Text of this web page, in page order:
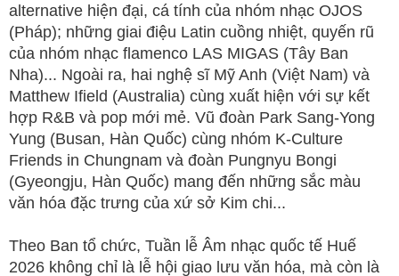
alternative hiện đại, cá tính của nhóm nhạc OJOS
(Pháp); những giai điệu Latin cuồng nhiệt, quyến rũ
của nhóm nhạc flamenco LAS MIGAS (Tây Ban
Nha)... Ngoài ra, hai nghệ sĩ Mỹ Anh (Việt Nam) và
Matthew Ifield (Australia) cùng xuất hiện với sự kết
hợp R&B và pop mới mẻ. Vũ đoàn Park Sang-Yong
Yung (Busan, Hàn Quốc) cùng nhóm K-Culture
Friends in Chungnam và đoàn Pungnyu Bongi
(Gyeongju, Hàn Quốc) mang đến những sắc màu
văn hóa đặc trưng của xứ sở Kim chi...
Theo Ban tổ chức, Tuần lễ Âm nhạc quốc tế Huế
2026 không chỉ là lễ hội giao lưu văn hóa, mà còn là